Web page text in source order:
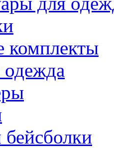
комплекты
одежда